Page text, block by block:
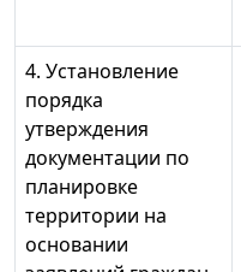
4. Установление
порядка
утверждения
документации по
планировке
территории на
основании